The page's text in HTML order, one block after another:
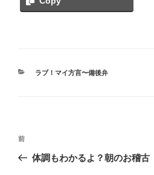
カ
ラブ！マイ方言〜備後弁
投
過
去
前
体調もわかるよ？朝のお稽古